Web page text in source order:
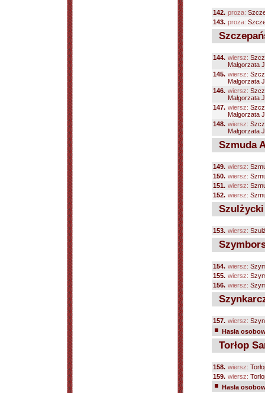
142. proza:
143. proza:
144. wiersz:
Małgorzata
145. wiersz:
Małgorzata
146. wiersz:
Małgorzata
147. wiersz:
Małgorzata
148. wiersz:
Małgorzata
Szmuda
149. wiersz:
150. wiersz:
151. wiersz:
152. wiersz:
153. wiersz:
154. wiersz:
155. wiersz:
156. wiersz:
157. wiersz:
Hasła
Torłop
158. wiersz:
159. wiersz:
Hasła